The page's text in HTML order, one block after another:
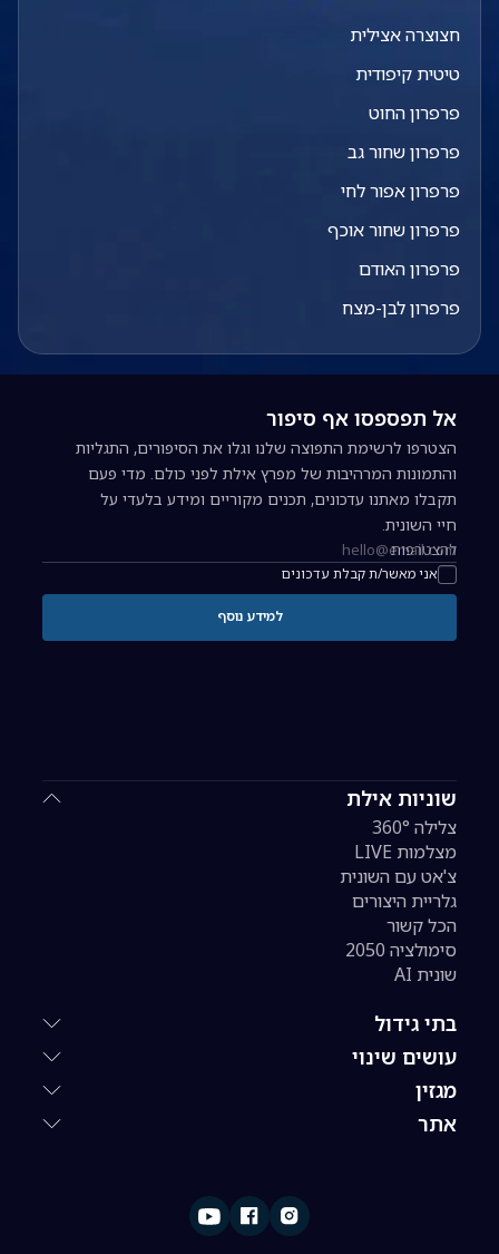
חצוצרה אצילית
טיטית קיפודית
פרפרון החוט
פרפרון שחור גב
פרפרון אפור לחי
פרפרון שחור אוכף
פרפרון האודם
פרפרון לבן-מצח
שוניות אילת
צלילה 360°
מצלמות LIVE
צ'אט עם השונית
גלריית היצורים
הכל קשור
סימולציה 2050
שונית AI
בתי גידול
עושים שינוי
מגזין
אתר
אל תפספסו אף סיפור
הצטרפו לרשימת התפוצה שלנו וגלו את הסיפורים, התגליות
והתמונות המרהיבות של מפרץ אילת לפני כולם. מדי פעם
תקבלו מאתנו עדכונים, תכנים מקוריים ומידע בלעדי על
חיי השונית.
כתובת אימייל להרשמה לניוזלטר
אני מאשר/ת קבלת עדכונים
להצטרפות
למידע נוסף